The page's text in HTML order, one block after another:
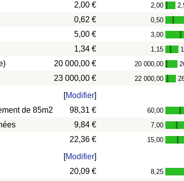
2,00 € 2,00 -
0,62 € 0,50
-
5,00 € 3,00
-
1,34 € 1,15 -
20 000,00 € 20 000,00 -
23 000,00 € 22 000,00 -
[Modifier]
de 85m2
98,31 € 60,00
-
9,84 € 7,00
-
22,36 € 15,00 -
[Modifier]
20,09 € 8,25